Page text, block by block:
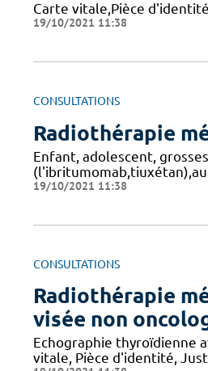
Carte vitale,Pièce
19/10/2021 11:38
CONSULTATIONS
Radiothérapie
Enfant, adolescent,
19/10/2021 11:38
CONSULTATIONS
Radiothérapie
visée non
Echographie thyroïdienne
vitale, Pièce d'identité,